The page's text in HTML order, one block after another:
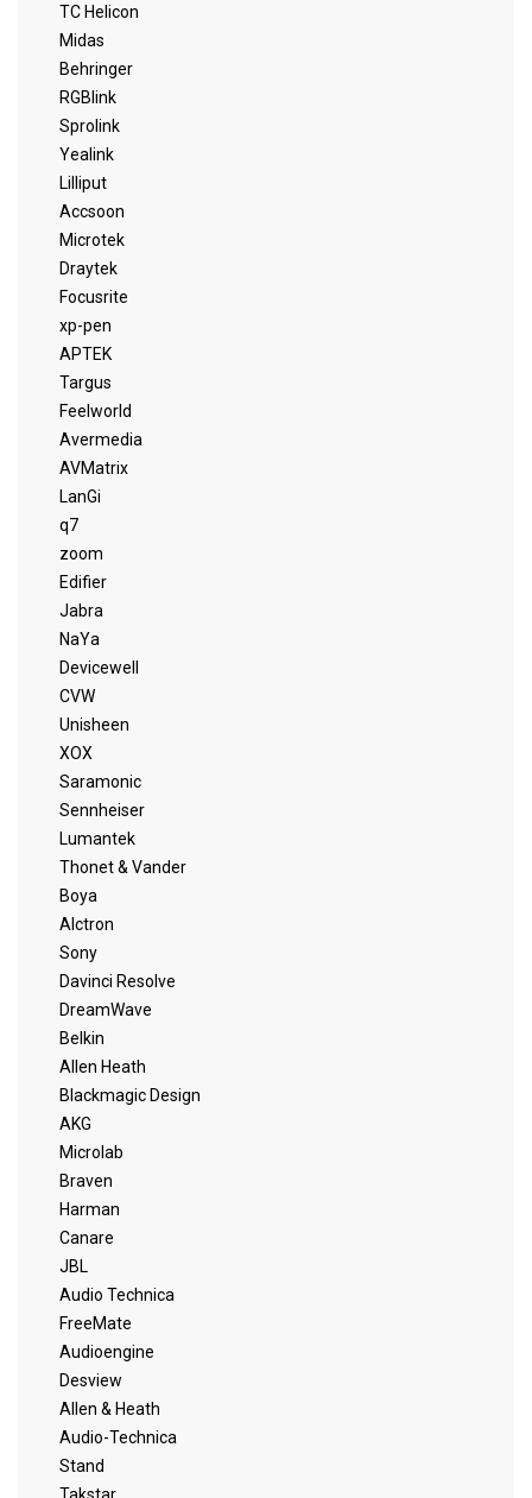
TC Helicon
Midas
Behringer
RGBlink
Sprolink
Yealink
Lilliput
Accsoon
Microtek
Draytek
Focusrite
xp-pen
APTEK
Targus
Feelworld
Avermedia
AVMatrix
LanGi
q7
zoom
Edifier
Jabra
NaYa
Devicewell
CVW
Unisheen
XOX
Saramonic
Sennheiser
Lumantek
Thonet & Vander
Boya
Alctron
Sony
Davinci Resolve
DreamWave
Belkin
Allen Heath
Blackmagic Design
AKG
Microlab
Braven
Harman
Canare
JBL
Audio Technica
FreeMate
Audioengine
Desview
Allen & Heath
Audio-Technica
Stand
Takstar